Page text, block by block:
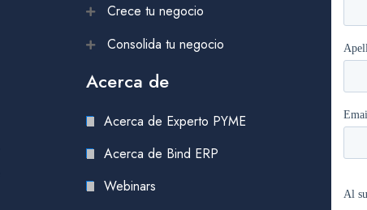
Crece tu negocio
Consolida tu negocio
Acerca de
Acerca de Experto PYME
Acerca de Bind ERP
Webinars